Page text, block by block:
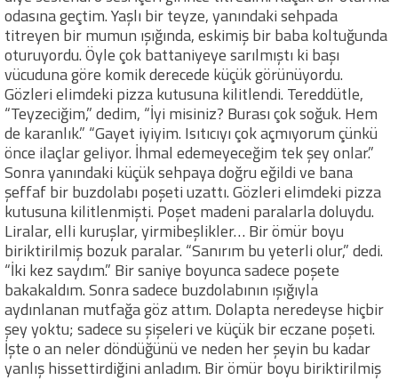
odasına geçtim. Yaşlı bir teyze, yanındaki sehpada
titreyen bir mumun ışığında, eskimiş bir baba koltuğunda
oturuyordu. Öyle çok battaniyeye sarılmıştı ki başı
vücuduna göre komik derecede küçük görünüyordu.
Gözleri elimdeki pizza kutusuna kilitlendi. Tereddütle,
“Teyzeciğim,” dedim, “İyi misiniz? Burası çok soğuk. Hem
de karanlık.” “Gayet iyiyim. Isıtıcıyı çok açmıyorum çünkü
önce ilaçlar geliyor. İhmal edemeyeceğim tek şey onlar.”
Sonra yanındaki küçük sehpaya doğru eğildi ve bana
şeffaf bir buzdolabı poşeti uzattı. Gözleri elimdeki pizza
kutusuna kilitlenmişti. Poşet madeni paralarla doluydu.
Liralar, elli kuruşlar, yirmibeşlikler… Bir ömür boyu
biriktirilmiş bozuk paralar. “Sanırım bu yeterli olur,” dedi.
“İki kez saydım.” Bir saniye boyunca sadece poşete
bakakaldım. Sonra sadece buzdolabının ışığıyla
aydınlanan mutfağa göz attım. Dolapta neredeyse hiçbir
şey yoktu; sadece su şişeleri ve küçük bir eczane poşeti.
İşte o an neler döndüğünü ve neden her şeyin bu kadar
yanlış hissettirdiğini anladım. Bir ömür boyu biriktirilmiş